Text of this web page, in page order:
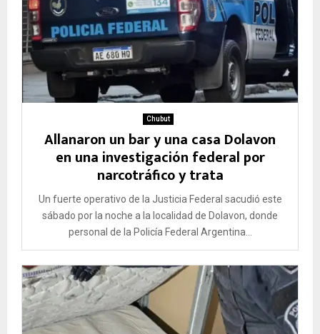
Chubut
Allanaron un bar y una casa Dolavon
en una investigación federal por
narcotráfico y trata
Un fuerte operativo de la Justicia Federal sacudió este
sábado por la noche a la localidad de Dolavon, donde
personal de la Policía Federal Argentina...